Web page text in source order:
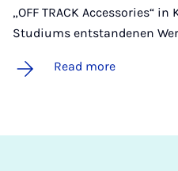
„OFF TRACK Accessories“
Studiums entstandenen
Read more